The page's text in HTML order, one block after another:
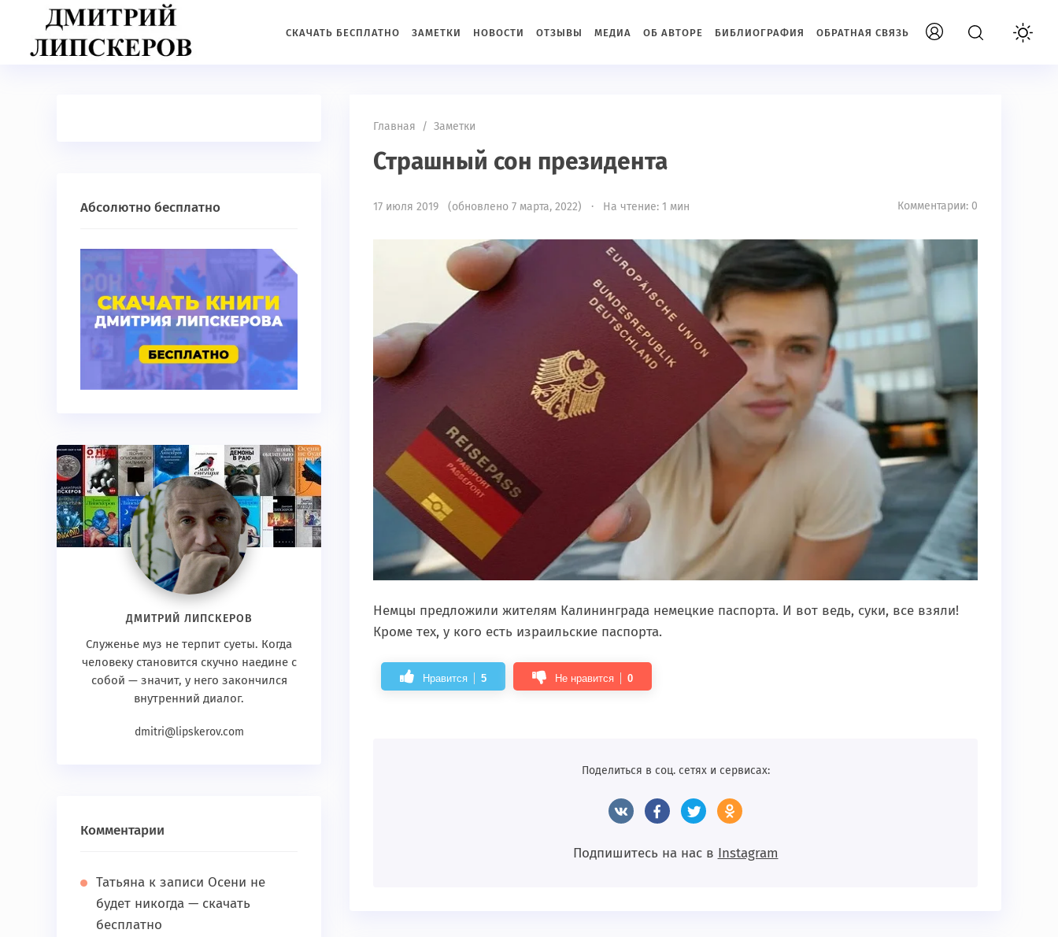
СКАЧАТЬ БЕСПЛАТНО ЗАМЕТКИ НОВОСТИ ОТЗЫВЫ МЕДИА ОБ АВТОРЕ БИБЛИОГРАФИЯ ОБРАТНАЯ СВЯЗЬ
Главная / Заметки
Страшный сон президента
17 июля 2019 (обновлено 7 марта, 2022) · На чтение: 1 мин Комментарии: 0
Немцы предложили жителям Калининграда немецкие паспорта. И вот ведь, суки, все взяли!
Кроме тех, у кого есть израильские паспорта.
Нравится 5 Не нравится 0
Поделиться в соц. сетях и сервисах:
Подпишитесь на нас в Instagram
Абсолютно бесплатно
ДМИТРИЙ ЛИПСКЕРОВ
Служенье муз не терпит суеты. Когда
человеку становится скучно наедине с
собой — значит, у него закончился
внутренний диалог.
dmitri@lipskerov.com
Комментарии
Татьяна к записи Осени не
будет никогда — скачать
бесплатно